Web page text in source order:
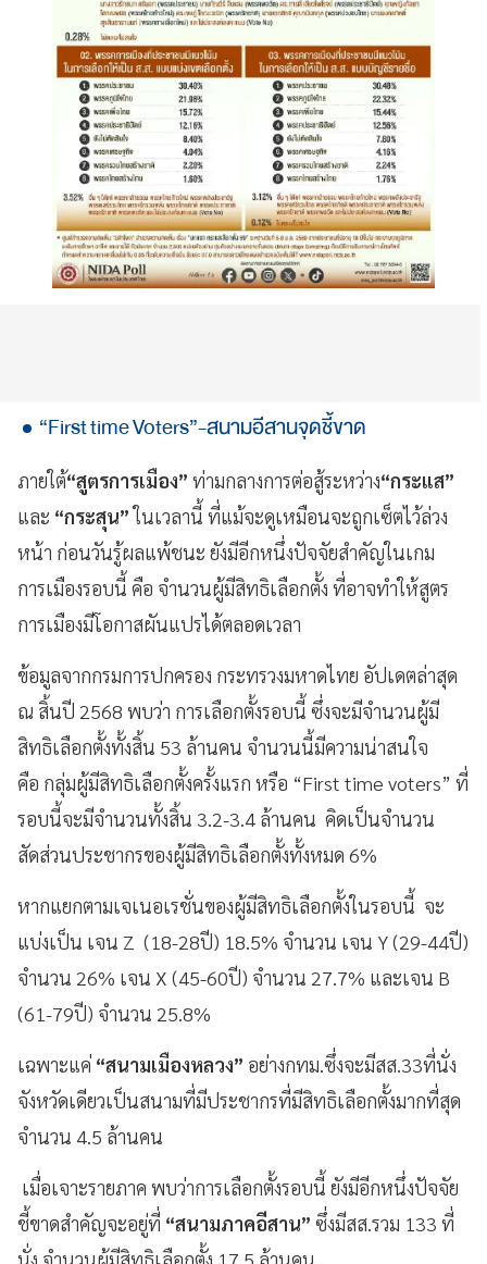
“First time Voters”-สนามอีสานจุดชี้ขาด
ภายใต้“สูตรการเมือง” ท่ามกลางการต่อสู้ระหว่าง“กระแส”
และ “กระสุน”ในเวลานี้ ที่แม้จะดูเหมือนจะถูกเซ็ตไว้ล่วง
หน้า ก่อนวันรู้ผลแพ้ชนะ ยังมีอีกหนึ่งปัจจัยสำคัญในเกม
การเมืองรอบนี้ คือ จำนวนผู้มีสิทธิเลือกตั้ง ที่อาจทำให้สูตร
การเมืองมีโอกาสผันแปรได้ตลอดเวลา
ข้อมูลจากกรมการปกครอง กระทรวงมหาดไทย อัปเดตล่าสุด
ณ สิ้นปี 2568 พบว่า การเลือกตั้งรอบนี้ ซึ่งจะมีจำนวนผู้มี
สิทธิเลือกตั้งทั้งสิ้น 53 ล้านคน จำนวนนี้มีความน่าสนใจ
คือ กลุ่มผู้มีสิทธิเลือกตั้งครั้งแรก หรือ “First time voters” ที่
รอบนี้จะมีจำนวนทั้งสิ้น 3.2-3.4 ล้านคน คิดเป็นจำนวน
สัดส่วนประชากรของผู้มีสิทธิเลือกตั้งทั้งหมด 6%
หากแยกตามเจเนอเรชั่นของผู้มีสิทธิเลือกตั้งในรอบนี้ จะ
แบ่งเป็น เจน Z (18-28ปี) 18.5% จำนวน เจน Y (29-44ปี)
จำนวน 26% เจน X (45-60ปี) จำนวน 27.7% และเจน B
(61-79ปี) จำนวน 25.8%
เฉพาะแค่ “สนามเมืองหลวง” อย่างกทม.ซึ่งจะมีสส.33ที่นั่ง
จังหวัดเดียวเป็นสนามที่มีประชากรที่มีสิทธิเลือกตั้งมากที่สุด
จำนวน 4.5 ล้านคน
เมื่อเจาะรายภาค พบว่าการเลือกตั้งรอบนี้ ยังมีอีกหนึ่งปัจจัย
ชี้ขาดสำคัญจะอยู่ที่ “สนามภาคอีสาน” ซึ่งมีสส.รวม 133 ที่
นั่ง จำนวนผู้มีสิทธิเลือกตั้ง 17.5 ล้านคน